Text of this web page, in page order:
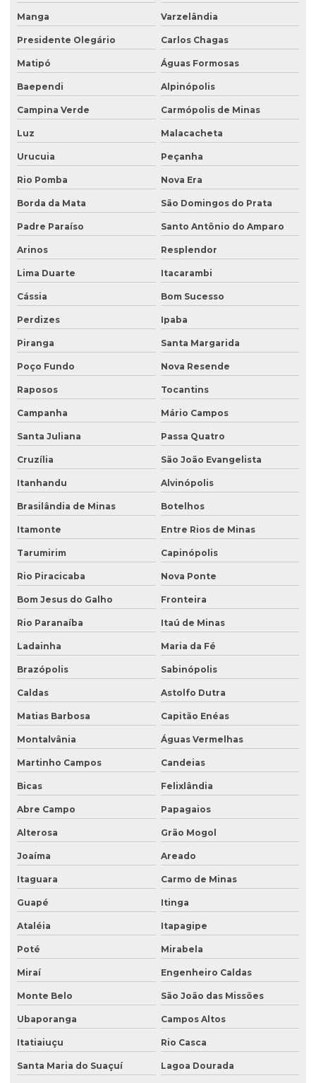
Projeto de recuperação de área degradada prad
Recuperação de área degradada por garimpo
Recuperação de área degradada pela agricultura
Recuperação de área degradada pela mineração
Recuperação de áreas ambientais degradadas
Recuperação de áreas ambientalmente degradadas
Recuperação de áreas degradadas e conservação do solo
Recuperação de áreas degradadas e passivos ambientais
Recuperação de áreas degradadas por regeneração natural
Recuperação de áreas degradadas com sistemas agroflorestais
Recuperação de áreas desmatadas
Reflorestamento recuperação de áreas degradadas
Relatório de investigação de passivo ambiental
Retirada de tanque de combustível subterrâneo
Retirada de tanque subterrâneo
Retirada de tanques
Serviço de consultoria ambiental
Serviço de desativação de tanque subterrâneo
Serviço de desativação de tanques
Serviço de licenciamento ambiental
Serviço de retirada de tanque subterrâneo
Serviço de sondagem
Sondagem ambiental
Sondagem geofísica
Sondagem geofísica poço artesiano
Sondagem geológica
Sondagem geotécnica
Sondagem de solo para construção
Sondagem de solo para construção civil
Sondagem de solos e rochas
Sondagem de subsolo
Sondagem de terreno para construção
Tampa para poço de monitoramento
Manga Varzelândia
Presidente Olegário Carlos Chagas
Matipó Águas Formosas
Baependi Alpinópolis
Campina Verde Carmópolis de Minas
Luz Malacacheta
Urucuia Peçanha
Rio Pomba Nova Era
Borda da Mata São Domingos do Prata
Padre Paraíso Santo Antônio do Amparo
Arinos Resplendor
Lima Duarte Itacarambi
Cássia Bom Sucesso
Perdizes Ipaba
Piranga Santa Margarida
Poço Fundo Nova Resende
Raposos Tocantins
Campanha Mário Campos
Santa Juliana Passa Quatro
Cruzília São João Evangelista
Itanhandu Alvinópolis
Brasilândia de Minas Botelhos
Itamonte Entre Rios de Minas
Tarumirim Capinópolis
Rio Piracicaba Nova Ponte
Bom Jesus do Galho Fronteira
Rio Paranaíba Itaú de Minas
Ladainha Maria da Fé
Brazópolis Sabinópolis
Caldas Astolfo Dutra
Matias Barbosa Capitão Enéas
Montalvânia Águas Vermelhas
Martinho Campos Candeias
Bicas Felixlândia
Abre Campo Papagaios
Alterosa Grão Mogol
Joaíma Areado
Itaguara Carmo de Minas
Guapé Itinga
Ataléia Itapagipe
Poté Mirabela
Miraí Engenheiro Caldas
Monte Belo São João das Missões
Ubaporanga Campos Altos
Itatiaiuçu Rio Casca
Santa Maria do Suaçuí Lagoa Dourada